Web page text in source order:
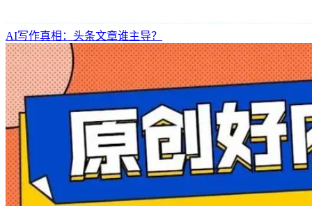
AI写作真相：头条文章谁主导？